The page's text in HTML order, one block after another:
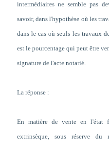
intermédiaires ne semble pas
savoir, dans l'hypothèse où les
dans le cas où seuls les travaux
est le pourcentage qui peut être
signature de l'acte notarié.
La réponse :
En matière de vente en l'état
extrinsèque, sous réserve du